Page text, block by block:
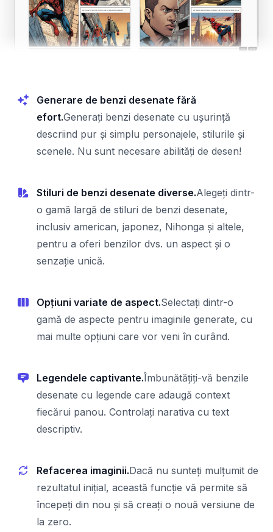
Generare de benzi desenate fără
efort.Generați benzi desenate cu ușurință
descriind pur și simplu personajele, stilurile și
scenele. Nu sunt necesare abilități de desen!
Stiluri de benzi desenate diverse.Alegeți dintr-
o gamă largă de stiluri de benzi desenate,
inclusiv american, japonez, Nihonga și altele,
pentru a oferi benzilor dvs. un aspect și o
senzație unică.
Opțiuni variate de aspect.Selectați dintr-o
gamă de aspecte pentru imaginile generate, cu
mai multe opțiuni care vor veni în curând.
Legendele captivante.Îmbunătățiți-vă benzile
desenate cu legende care adaugă context
fiecărui panou. Controlați narativa cu text
descriptiv.
Refacerea imaginii.Dacă nu sunteți mulțumit de
rezultatul inițial, această funcție vă permite să
începeți din nou și să creați o nouă versiune de
la zero.